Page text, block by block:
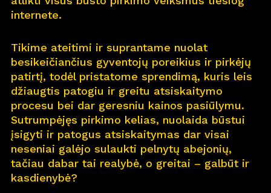
Apiemus
Karjera 11
Naujienos
Nauj ų namų kortelė
Kontaktai
internete.
Tikime ateitimi ir suprantame nuolat
besikeičiančius gyventojų poreikius ir pirkėjų
patirtį, todėl pristatome sprendimą, kuris leis
džiaugtis patogiu ir greitu atsiskaitymo
procesu bei dar geresniu kainos pasiūlymu.
Sutrumpėjęs pirkimo kelias, nuolaida būstui
įsigyti ir patogus atsiskaitymas dar visai
neseniai galėjo sulaukti pelnytų abejonių,
tačiau dabar tai realybė, o greitai – galbūt ir
kasdienybė?